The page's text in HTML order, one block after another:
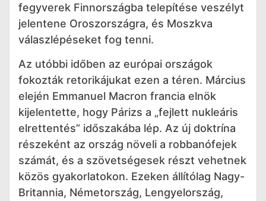
fegyverek Finnországba telepítése veszélyt
jelentene Oroszországra, és Moszkva
válaszlépéseket fog tenni.
Az utóbbi időben az európai országok
fokozták retorikájukat ezen a téren. Március
elején Emmanuel Macron francia elnök
kijelentette, hogy Párizs a „fejlett nukleáris
elrettentés” időszakába lép. Az új doktrína
részeként az ország növeli a robbanófejek
számát, és a szövetségesek részt vehetnek
közös gyakorlatokon. Ezeken állítólag Nagy-
Britannia, Németország, Lengyelország,